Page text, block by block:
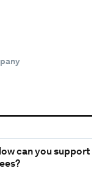
can you support